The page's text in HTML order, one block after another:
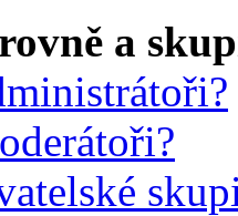
a